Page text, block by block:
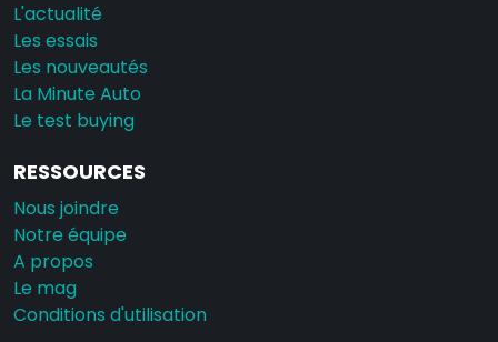
L'actualité
Les essais
Les nouveautés
La Minute Auto
Le test buying
RESSOURCES
Nous joindre
Notre équipe
A propos
Le mag
Conditions d'utilisation